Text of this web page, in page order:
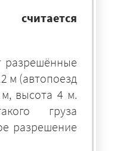
разрешённые
м (автопоезд
высота 4 м.
груза
разрешение